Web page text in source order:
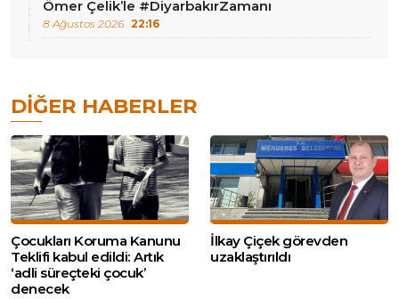
Ömer Çelik’le #DiyarbakırZamanı
8 Ağustos 2026 22:16
DIĞER HABERLER
Çocukları Koruma Kanunu
Teklifi kabul edildi: Artık
‘adli süreçteki çocuk’
denecek
İlkay Çiçek görevden
uzaklaştırıldı